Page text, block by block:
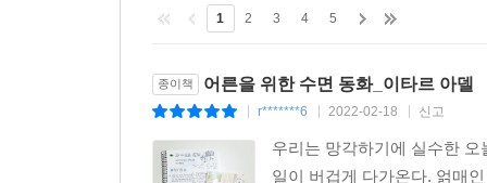
- 건강한 수면 습관을 만들고 싶은 분
1 2 3 4 5
종이책 어른을 위한 수면 동화_이타르 아델
r*******6 2022-02-18 신고
우리는 망각하기에 실수한
일이 버겁게 다가온다. 얽매